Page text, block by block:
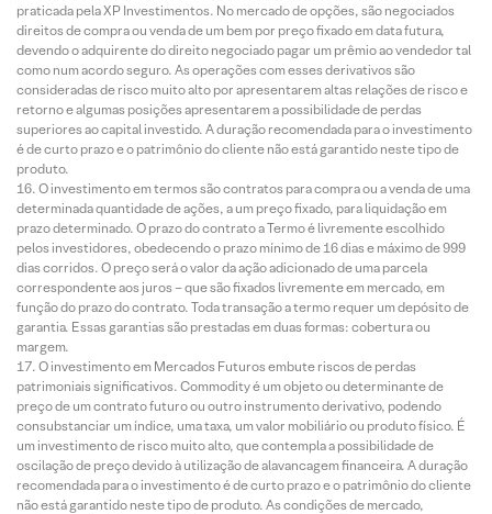
praticada pela XP Investimentos. No mercado de opções, são negociados
direitos de compra ou venda de um bem por preço fixado em data futura,
devendo o adquirente do direito negociado pagar um prêmio ao vendedor tal
como num acordo seguro. As operações com esses derivativos são
consideradas de risco muito alto por apresentarem altas relações de risco e
retorno e algumas posições apresentarem a possibilidade de perdas
superiores ao capital investido. A duração recomendada para o investimento
é de curto prazo e o patrimônio do cliente não está garantido neste tipo de
produto.
O investimento em termos são contratos para compra ou a venda de uma
determinada quantidade de ações, a um preço fixado, para liquidação em
prazo determinado. O prazo do contrato a Termo é livremente escolhido
pelos investidores, obedecendo o prazo mínimo de 16 dias e máximo de 999
dias corridos. O preço será o valor da ação adicionado de uma parcela
correspondente aos juros – que são fixados livremente em mercado, em
função do prazo do contrato. Toda transação a termo requer um depósito de
garantia. Essas garantias são prestadas em duas formas: cobertura ou
margem.
O investimento em Mercados Futuros embute riscos de perdas
patrimoniais significativos. Commodity é um objeto ou determinante de
preço de um contrato futuro ou outro instrumento derivativo, podendo
consubstanciar um índice, uma taxa, um valor mobiliário ou produto físico. É
um investimento de risco muito alto, que contempla a possibilidade de
oscilação de preço devido à utilização de alavancagem financeira. A duração
recomendada para o investimento é de curto prazo e o patrimônio do cliente
não está garantido neste tipo de produto. As condições de mercado,